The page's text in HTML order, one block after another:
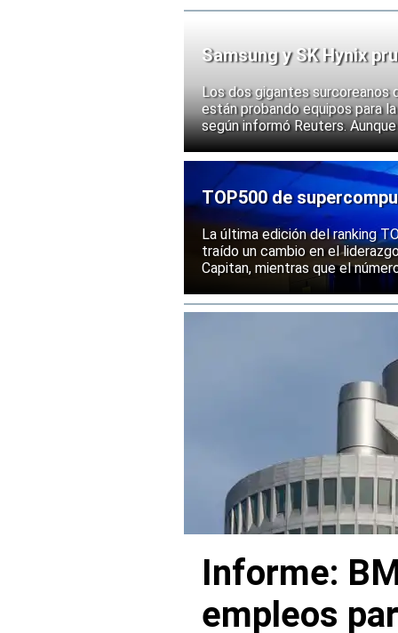
Samsung y SK Hynix
Los dos gigantes surcoreanos
están probando equipos para
según informó Reuters.
implementación, las acciones
ante la posibilidad de un
exportación de tecnologías
TOP500 de
mantiene una posición
La última edición del ranking
traído un cambio en el
Capitan, mientras que el
mantenido su posición entre
rendimiento.
Informe:
empleos